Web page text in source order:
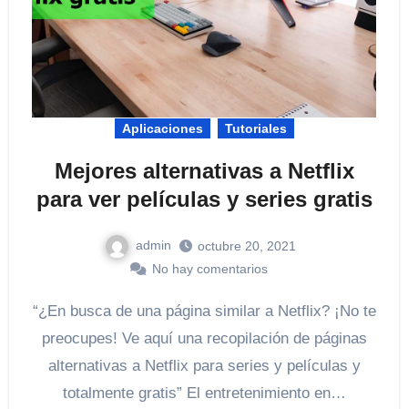
Aplicaciones Tutoriales
Mejores alternativas a Netflix
para ver películas y series gratis
admin
octubre 20, 2021
No hay comentarios
“¿En busca de una página similar a Netflix? ¡No te
preocupes! Ve aquí una recopilación de páginas
alternativas a Netflix para series y películas y
totalmente gratis” El entretenimiento en…